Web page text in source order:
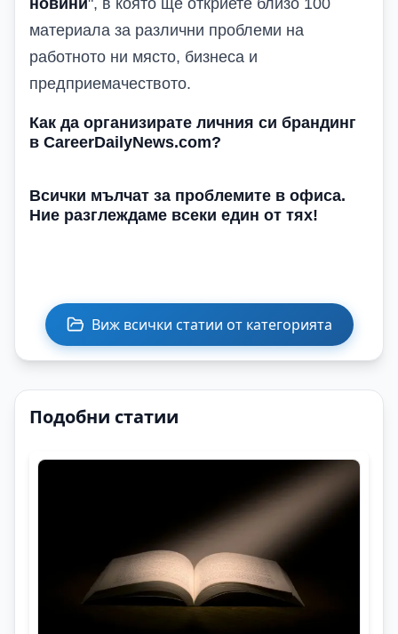
новини", в която ще откриете близо 100
материала за различни проблеми на
работното ни място, бизнеса и
предприемачеството.
Как да организирате личния си брандинг
в CareerDailyNews.com?
Всички мълчат за проблемите в офиса.
Ние разглеждаме всеки един от тях!
Виж всички статии от категорията
Подобни статии